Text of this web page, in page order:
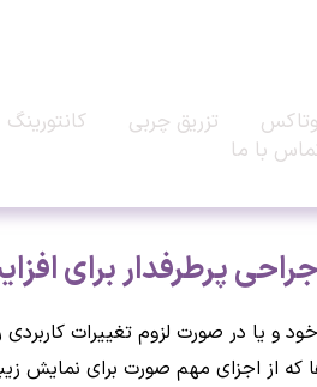
تزریق چربی کانتورینگ
با ما
پرطرفدار برای
و یا در صورت لزوم تغییرات
از اجزای مهم صورت برای نمایش